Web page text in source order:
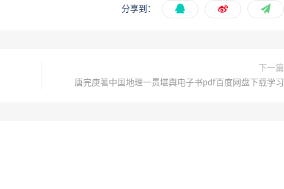
分享到：
下一篇
唐完庚著中国地理一贯堪舆电子书pdf百度网盘下载学习